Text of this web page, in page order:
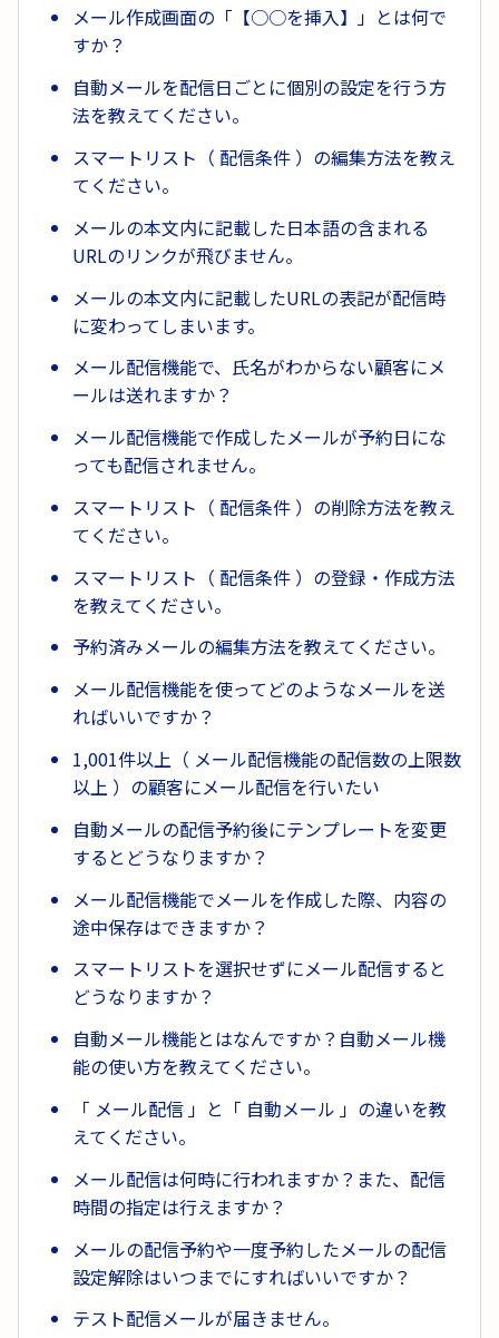
メール作成画面の「【○○を挿入】」とは何で
すか？
自動メールを配信日ごとに個別の設定を行う方
法を教えてください。
スマートリスト（ 配信条件 ）の編集方法を教え
てください。
メールの本文内に記載した日本語の含まれる
URLのリンクが飛びません。
メールの本文内に記載したURLの表記が配信時
に変わってしまいます。
メール配信機能で、氏名がわからない顧客にメ
ールは送れますか？
メール配信機能で作成したメールが予約日にな
っても配信されません。
スマートリスト（ 配信条件 ）の削除方法を教え
てください。
スマートリスト（ 配信条件 ）の登録・作成方法
を教えてください。
予約済みメールの編集方法を教えてください。
メール配信機能を使ってどのようなメールを送
ればいいですか？
1,001件以上（ メール配信機能の配信数の上限数
以上 ）の顧客にメール配信を行いたい
自動メールの配信予約後にテンプレートを変更
するとどうなりますか？
メール配信機能でメールを作成した際、内容の
途中保存はできますか？
スマートリストを選択せずにメール配信すると
どうなりますか？
自動メール機能とはなんですか？自動メール機
能の使い方を教えてください。
「 メール配信 」と「 自動メール 」の違いを教
えてください。
メール配信は何時に行われますか？また、配信
時間の指定は行えますか？
メールの配信予約や一度予約したメールの配信
設定解除はいつまでにすればいいですか？
テスト配信メールが届きません。